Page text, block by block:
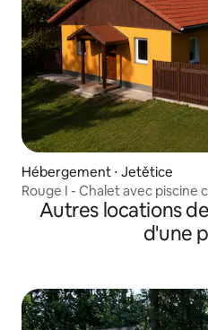
Hébergement ⋅ Jetětice
Rouge I - Chalet avec piscine
Autres locations
d'une